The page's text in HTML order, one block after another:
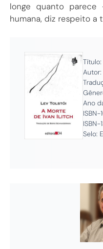
longe quanto
humana, diz respeito a
Autor:
Ano
Selo: